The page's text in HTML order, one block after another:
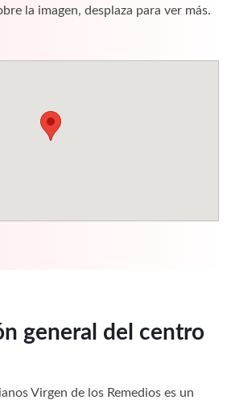
la imagen, desplaza para ver más.
general del centro
Virgen de los Remedios es un